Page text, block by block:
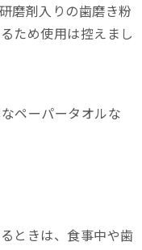
磨剤入りの歯磨き粉
ため使用は控えまし
ペーパータオルな
ときは、食事中や歯